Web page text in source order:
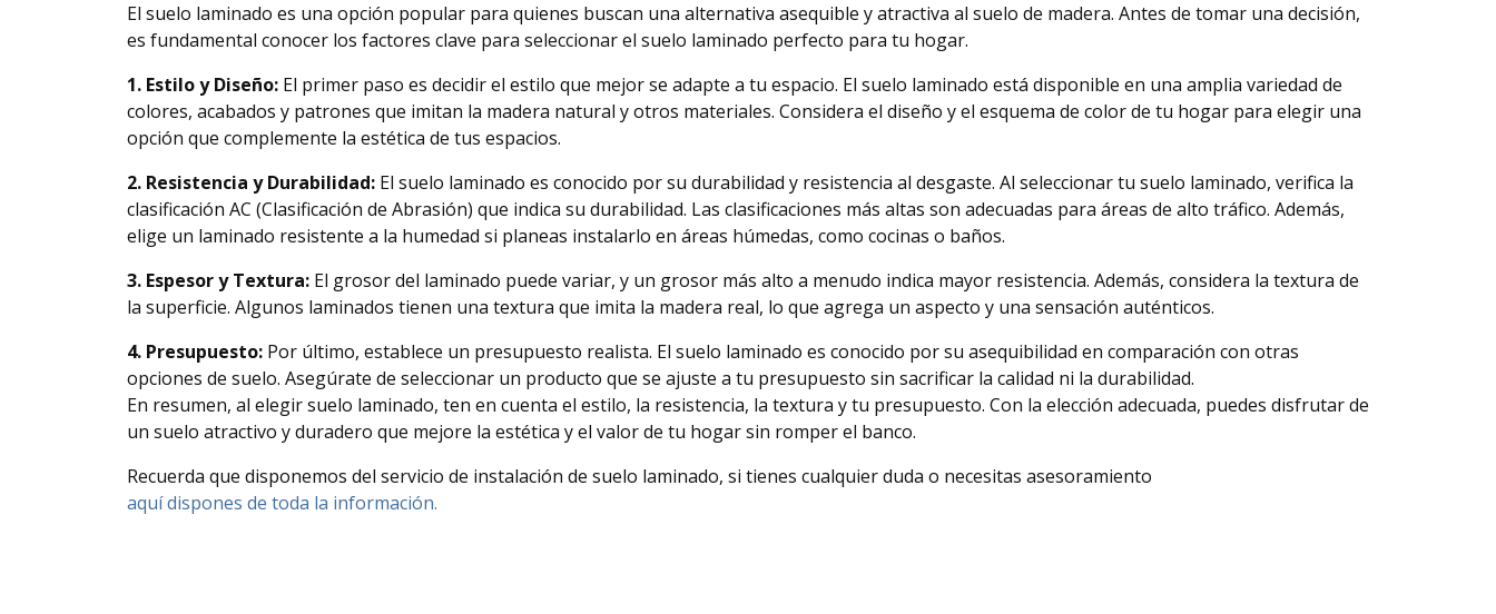
El suelo laminado es una opción popular para quienes buscan una alternativa asequible y atractiva al suelo de madera. Antes de tomar una decisión,
es fundamental conocer los factores clave para seleccionar el suelo laminado perfecto para tu hogar.
1. Estilo y Diseño: El primer paso es decidir el estilo que mejor se adapte a tu espacio. El suelo laminado está disponible en una amplia variedad de
colores, acabados y patrones que imitan la madera natural y otros materiales. Considera el diseño y el esquema de color de tu hogar para elegir una
opción que complemente la estética de tus espacios.
2. Resistencia y Durabilidad: El suelo laminado es conocido por su durabilidad y resistencia al desgaste. Al seleccionar tu suelo laminado, verifica la
clasificación AC (Clasificación de Abrasión) que indica su durabilidad. Las clasificaciones más altas son adecuadas para áreas de alto tráfico. Además,
elige un laminado resistente a la humedad si planeas instalarlo en áreas húmedas, como cocinas o baños.
3. Espesor y Textura: El grosor del laminado puede variar, y un grosor más alto a menudo indica mayor resistencia. Además, considera la textura de
la superficie. Algunos laminados tienen una textura que imita la madera real, lo que agrega un aspecto y una sensación auténticos.
4. Presupuesto: Por último, establece un presupuesto realista. El suelo laminado es conocido por su asequibilidad en comparación con otras
opciones de suelo. Asegúrate de seleccionar un producto que se ajuste a tu presupuesto sin sacrificar la calidad ni la durabilidad.
En resumen, al elegir suelo laminado, ten en cuenta el estilo, la resistencia, la textura y tu presupuesto. Con la elección adecuada, puedes disfrutar de
un suelo atractivo y duradero que mejore la estética y el valor de tu hogar sin romper el banco.
Recuerda que disponemos del servicio de instalación de suelo laminado, si tienes cualquier duda o necesitas asesoramiento
aquí dispones de toda la información.